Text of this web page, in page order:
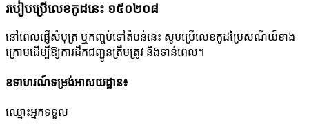
របៀបប្រើលេខកូដនេះ ១៥០២០៨
នៅពេលផ្ញើសំបុត្រ ឬកញ្ចប់ទៅតំបន់នេះ សូមប្រើលេខកូដប្រៃសណីយ៍ខាង
ក្រោមដើម្បីឱ្យការដឹកជញ្ជូនត្រឹមត្រូវ និងទាន់ពេល។
ឧទាហរណ៍ទម្រង់អាសយដ្ឋាន៖
ឈ្មោះអ្នកទទួល